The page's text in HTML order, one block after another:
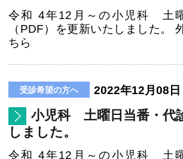
令和 4年12月～の小児科 土
（PDF）を更新いたしました。
ちら
2022年12月08日
小児科 土曜日当番・代
しました。
令和 4年12月～の小児科 土